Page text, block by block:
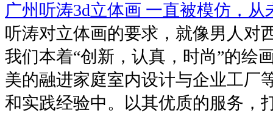
广州听涛3d立体画 一直被模仿，从
听涛对立体画的要求，就像男人对
我们本着“创新，认真，时尚”的绘
美的融进家庭室内设计与企业工厂
和实践经验中。以其优质的服务，